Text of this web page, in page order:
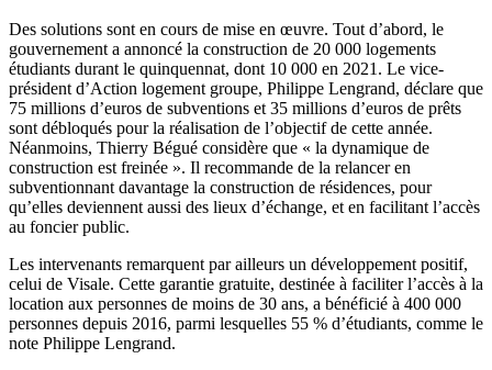
Des solutions sont en cours de mise en œuvre. Tout d’abord, le
gouvernement a annoncé la construction de 20 000 logements
étudiants durant le quinquennat, dont 10 000 en 2021. Le vice-
président d’Action logement groupe, Philippe Lengrand, déclare que
75 millions d’euros de subventions et 35 millions d’euros de prêts
sont débloqués pour la réalisation de l’objectif de cette année.
Néanmoins, Thierry Bégué considère que « la dynamique de
construction est freinée ». Il recommande de la relancer en
subventionnant davantage la construction de résidences, pour
qu’elles deviennent aussi des lieux d’échange, et en facilitant l’accès
au foncier public.
Les intervenants remarquent par ailleurs un développement positif,
celui de Visale. Cette garantie gratuite, destinée à faciliter l’accès à la
location aux personnes de moins de 30 ans, a bénéficié à 400 000
personnes depuis 2016, parmi lesquelles 55 % d’étudiants, comme le
note Philippe Lengrand.